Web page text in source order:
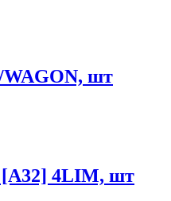
WAGON, шт
4LIM, шт